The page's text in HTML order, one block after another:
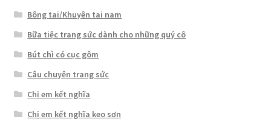
Bông tai/Khuyên tai nam
Bữa tiệc trang sức dành cho những quý cô
Bút chì có cục gôm
Câu chuyện trang sức
Chị em kết nghĩa
Chị em kết nghĩa keo sơn